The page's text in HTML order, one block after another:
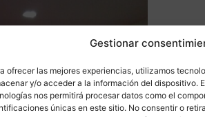
Gestionar
ofrecer las mejores experiencias, utilizamos
y/o acceder a la información del dispositivo.
nos permitirá procesar datos como el
únicas en este sitio. No consentir o